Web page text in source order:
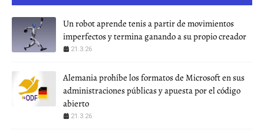
Un robot aprende tenis a partir de movimientos
imperfectos y termina ganando a su propio creador
21.3.26
Alemania prohíbe los formatos de Microsoft en sus
administraciones públicas y apuesta por el código
abierto
21.3.26